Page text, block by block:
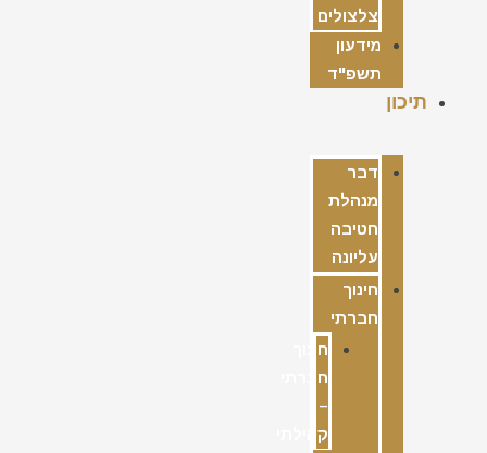
צלצולים
מידעון
תשפ"ד
תיכון
דבר
מנהלת
חטיבה
עליונה
חינוך
חברתי
חינוך
חברתי
–
קהילתי